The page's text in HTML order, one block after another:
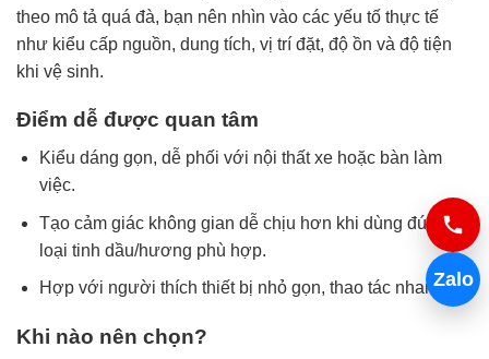
theo mô tả quá đà, bạn nên nhìn vào các yếu tố thực tế
như kiểu cấp nguồn, dung tích, vị trí đặt, độ ồn và độ tiện
khi vệ sinh.
Điểm dễ được quan tâm
Kiểu dáng gọn, dễ phối với nội thất xe hoặc bàn làm
việc.
Tạo cảm giác không gian dễ chịu hơn khi dùng đúng
loại tinh dầu/hương phù hợp.
Hợp với người thích thiết bị nhỏ gọn, thao tác nhanh.
Khi nào nên chọn?
Zalo